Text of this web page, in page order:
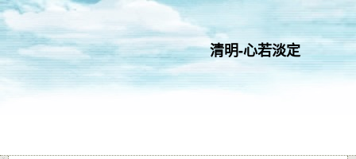
清明-心若淡定